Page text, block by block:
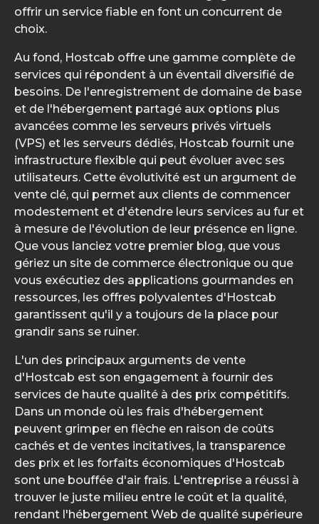
offrir un service fiable en font un concurrent de
choix.
Au fond, Hostcab offre une gamme complète de
services qui répondent à un éventail diversifié de
besoins. De l'enregistrement de domaine de base
et de l'hébergement partagé aux options plus
avancées comme les serveurs privés virtuels
(VPS) et les serveurs dédiés, Hostcab fournit une
infrastructure flexible qui peut évoluer avec ses
utilisateurs. Cette évolutivité est un argument de
vente clé, qui permet aux clients de commencer
modestement et d'étendre leurs services au fur et
à mesure de l'évolution de leur présence en ligne.
Que vous lanciez votre premier blog, que vous
gériez un site de commerce électronique ou que
vous exécutiez des applications gourmandes en
ressources, les offres polyvalentes d'Hostcab
garantissent qu'il y a toujours de la place pour
grandir sans se ruiner.
L'un des principaux arguments de vente
d'Hostcab est son engagement à fournir des
services de haute qualité à des prix compétitifs.
Dans un monde où les frais d'hébergement
peuvent grimper en flèche en raison de coûts
cachés et de ventes incitatives, la transparence
des prix et les forfaits économiques d'Hostcab
sont une bouffée d'air frais. L'entreprise a réussi à
trouver le juste milieu entre le coût et la qualité,
rendant l'hébergement Web de qualité supérieure